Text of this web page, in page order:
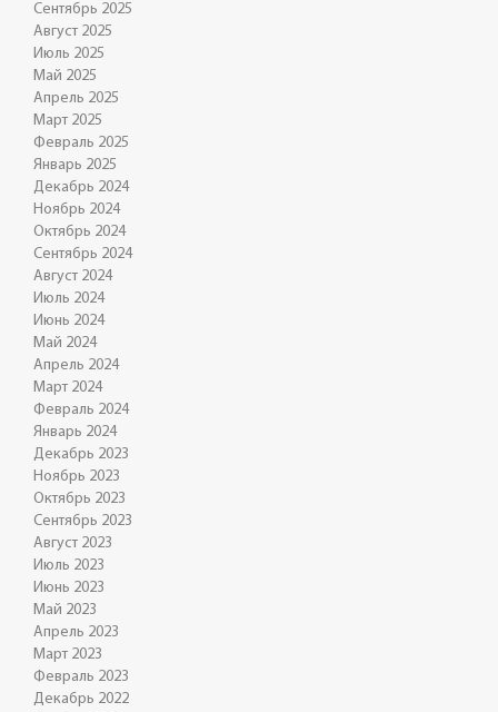
Сентябрь 2025
Август 2025
Июль 2025
Май 2025
Апрель 2025
Март 2025
Февраль 2025
Январь 2025
Декабрь 2024
Ноябрь 2024
Октябрь 2024
Сентябрь 2024
Август 2024
Июль 2024
Июнь 2024
Май 2024
Апрель 2024
Март 2024
Февраль 2024
Январь 2024
Декабрь 2023
Ноябрь 2023
Октябрь 2023
Сентябрь 2023
Август 2023
Июль 2023
Июнь 2023
Май 2023
Апрель 2023
Март 2023
Февраль 2023
Декабрь 2022